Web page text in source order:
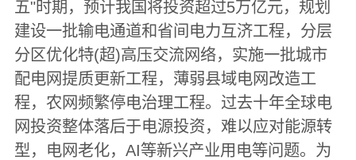
五"时期，预计我国将投资超过5万亿元，规划
建设一批输电通道和省间电力互济工程，分层
分区优化特(超)高压交流网络，实施一批城市
配电网提质更新工程，薄弱县域电网改造工
程，农网频繁停电治理工程。过去十年全球电
网投资整体落后于电源投资，难以应对能源转
型，电网老化，AI等新兴产业用电等问题。为